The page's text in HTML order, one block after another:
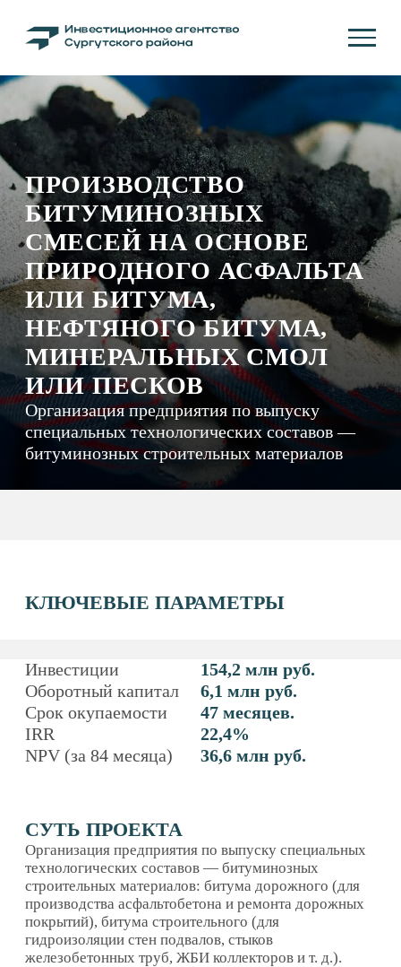
ПРОИЗВОДСТВО
БИТУМИНОЗНЫХ
СМЕСЕЙ НА ОСНОВЕ
ПРИРОДНОГО АСФАЛЬТА
ИЛИ БИТУМА,
НЕФТЯНОГО БИТУМА,
МИНЕРАЛЬНЫХ СМОЛ
ИЛИ ПЕСКОВ
Организация предприятия по выпуску
специальных технологических составов —
битуминозных строительных материалов
КЛЮЧЕВЫЕ ПАРАМЕТРЫ
154,2 млн руб.
Оборотный капитал
6,1 млн руб.
Организация предприятия по выпуску специальных
гидроизоляции стен подвалов, стыков
железобетонных труб, ЖБИ коллекторов и т. д.).
Расчетная производительность предприятия
составит 3,6 тыс. тонн битумной эмульсии ежегодно.
Производственная стратегия — использование
высокоэффективного автоматизированного
производственного комплекса для обеспечения
стабильного качества производимых битуминозных
Дополнительным видом производимой продукции
в перспективе может быть битумно-полимерная
изоляция для трубопроводов (потребует
масштабирования производства, увеличения
площадей и использование дополнительных
материалов).